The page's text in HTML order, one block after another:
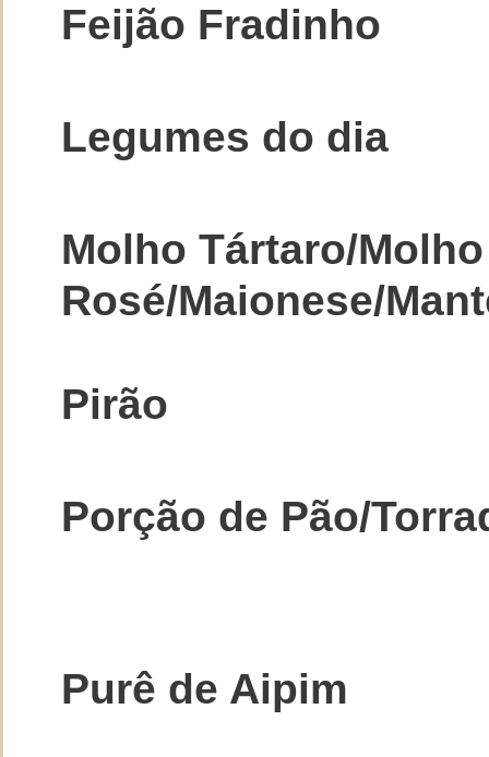
Feijão Fradinho
Legumes do dia
Molho Tártaro/Molho
Rosé/Maionese/
Pirão
Porção de Pão/
Purê de Aipim